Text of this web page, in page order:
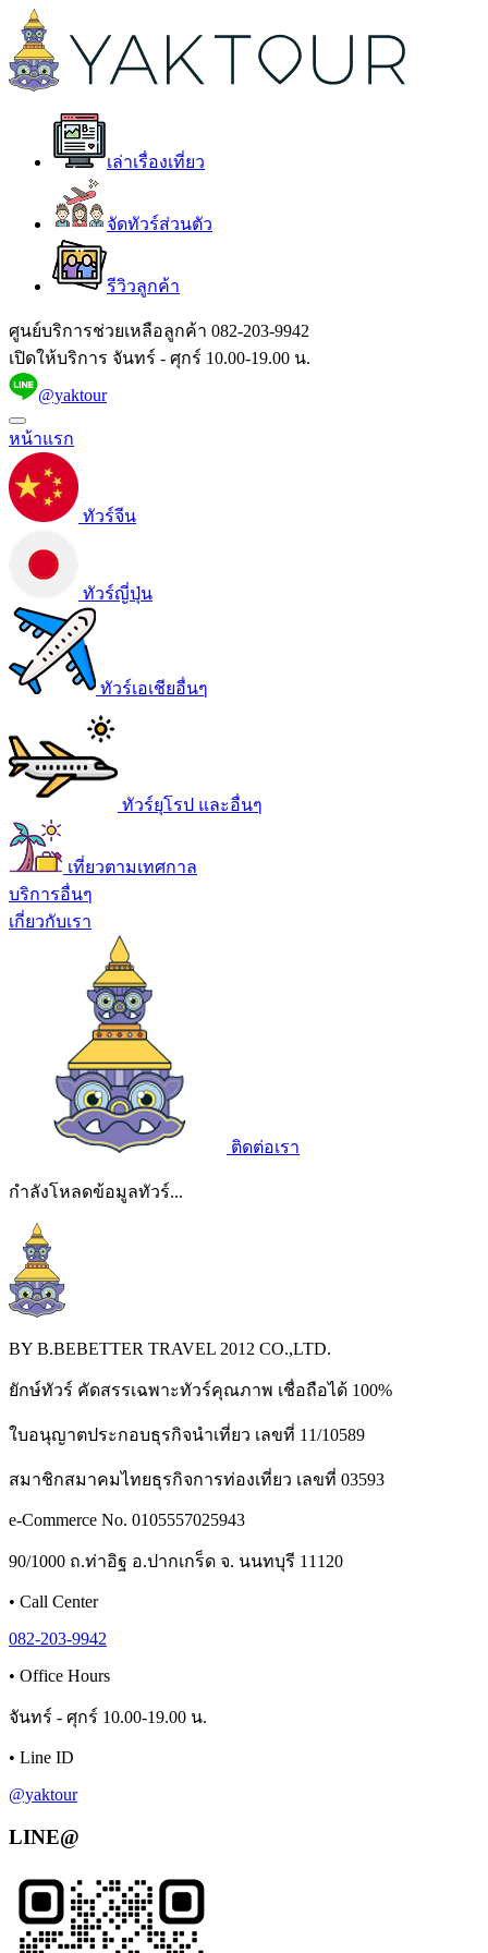
เล่าเรื่องเที่ยว
จัดทัวร์ส่วนตัว
รีวิวลูกค้า
ศูนย์บริการช่วยเหลือลูกค้า 082-203-9942
เปิดให้บริการ จันทร์ - ศุกร์ 10.00-19.00 น.
@yaktour
หน้าแรก
ทัวร์จีน
ทัวร์ญี่ปุ่น
ทัวร์เอเชียอื่นๆ
ทัวร์ยุโรป และอื่นๆ
เที่ยวตามเทศกาล
บริการอื่นๆ
เกี่ยวกับเรา
ติดต่อเรา
กำลังโหลดข้อมูลทัวร์...
BY B.BEBETTER TRAVEL 2012 CO.,LTD.
ยักษ์ทัวร์ คัดสรรเฉพาะทัวร์คุณภาพ เชื่อถือได้ 100%
ใบอนุญาตประกอบธุรกิจนำเที่ยว เลขที่ 11/10589
สมาชิกสมาคมไทยธุรกิจการท่องเที่ยว เลขที่ 03593
e-Commerce No. 0105557025943
90/1000 ถ.ท่าอิฐ อ.ปากเกร็ด จ. นนทบุรี 11120
• Call Center
082-203-9942
• Office Hours
จันทร์ - ศุกร์ 10.00-19.00 น.
• Line ID
@yaktour
LINE@